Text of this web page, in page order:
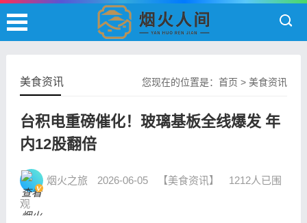
您现在的位置是：首页 >美食资讯
美食资讯
台积电重磅催化！玻璃基板全线爆发 年
内12股翻倍
烟火之旅 2026-06-05 【美食资讯】
1212人已围
观